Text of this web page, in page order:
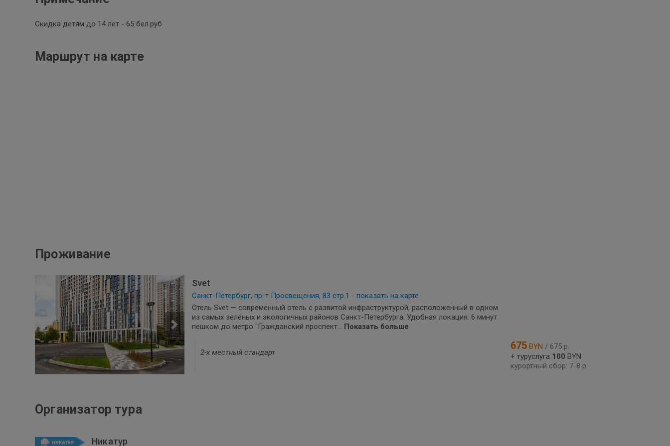
Скидка детям до 14 лет - 65 бел.руб.
Маршрут на карте
Проживание
Svet
Санкт-Петербург, пр-т Просвещения, 83 стр.1 - показать на карте
Отель Svet — современный отель с развитой инфраструктурой, расположенный в одном
из самых зелёных и экологичных районов Санкт-Петербурга. Удобная локация: 6 минут
пешком до метро "Гражданский проспект... Показать больше
2-х местный стандарт
675 BYN / 675 р.
+ туруслуга 100 BYN
курортный сбор: 7-8 р.
Организатор тура
Никатур